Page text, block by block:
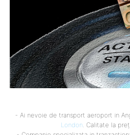
- Ai nevoie de transport aeroport in
London. Calitate la